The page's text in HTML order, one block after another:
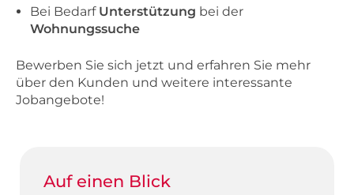
Bei Bedarf Unterstützung bei der
Wohnungssuche
Bewerben Sie sich jetzt und erfahren Sie mehr
über den Kunden und weitere interessante
Jobangebote!
Auf einen Blick